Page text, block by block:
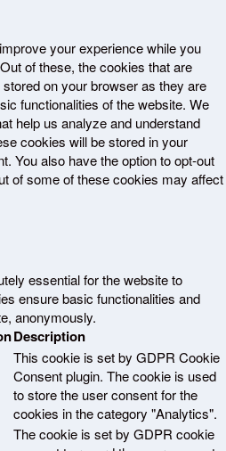
your experience while you
of these, the cookies that are
on your browser as they are
functionalities of the website. We
help us analyze and understand
cookies will be stored in your
You also have the option to opt-out
of some of these cookies may affect
essential for the website to
ensure basic functionalities and
anonymously.
Description
This cookie is set by GDPR Cookie
Consent plugin. The cookie is used
to store the user consent for the
cookies in the category "Analytics".
The cookie is set by GDPR cookie